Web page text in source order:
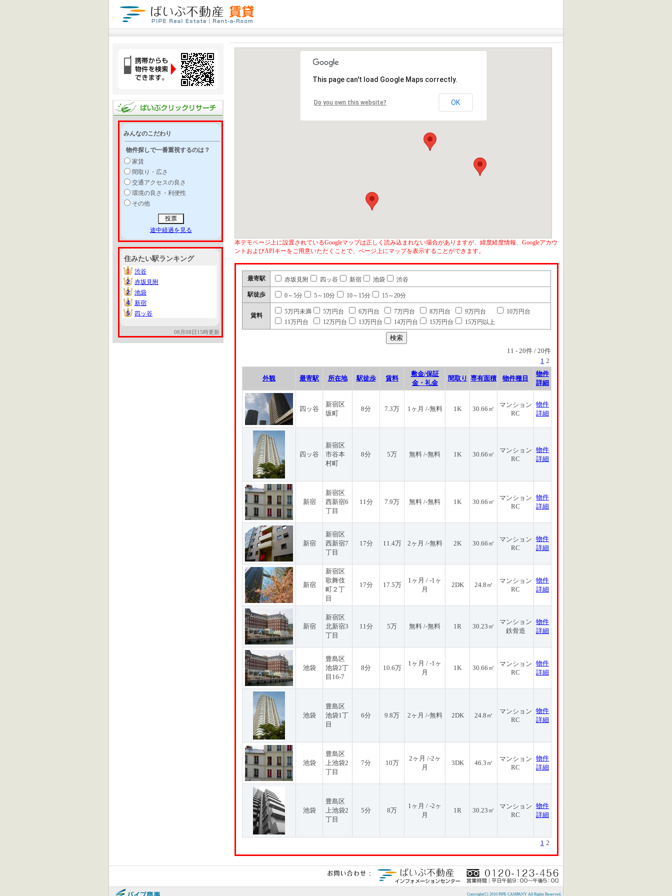
みんなのこだわり
物件探しで一番重視するのは？
家賃
間取り・広さ
交通アクセスの良さ
環境の良さ・利便性
その他
途中経過を見る
住みたい駅ランキング
1
1
渋谷
2
2
赤坂見附
2
2
池袋
4
4
新宿
5
5 四ッ谷
08月08日15時更新
This page can't load Google Maps correctly.
Do you own this website? OK
本デモページ上に設置されているGoogleマップは正しく読み込まれない場合がありますが、緯度経度情報、Googleアカウ
ントおよびAPIキーをご用意いただくことで、ページ上にマップを表示することができます。
最寄駅 赤坂見附 四ッ谷 新宿 池袋 渋谷
駅徒歩 0～5分 5～10分 10～15分 15～20分
賃料
5万円未満 5万円台 6万円台 7万円台 8万円台 9万円台
10万円台
11万円台
12万円台 13万円台 14万円台 15万円台 15万円以上
11 - 20件 / 20件
1 2
外観 最寄駅 所在地 駅徒歩 賃料
敷金/保証
金・礼金
間取り 専有面積 物件種目
物件
詳細
四ッ谷
新宿区
坂町
8分 7.3万 1ヶ月 /-無料 1K 30.66㎡
マンション
RC
物件
詳細
四ッ谷
新宿区
市谷本
村町
8分 5万 無料 /-無料 1K 30.66㎡
マンション
RC
物件
詳細
新宿
新宿区
西新宿6
丁目
11分 7.9万 無料 /-無料 1K 30.66㎡
マンション
RC
物件
詳細
新宿
新宿区
西新宿7
丁目
17分 11.4万 2ヶ月 /-無料 2K 30.66㎡
マンション
RC
物件
詳細
新宿
新宿区
歌舞伎
町２丁
目
17分 17.5万
1ヶ月 / -1ヶ
月
2DK 24.8㎡
マンション
RC
物件
詳細
新宿
新宿区
北新宿3
丁目
11分 5万 無料 /-無料 1R 30.23㎡
マンション
鉄骨造
物件
詳細
池袋
豊島区
池袋2丁
目16-7
8分 10.6万
1ヶ月 / -1ヶ
月
1K 30.66㎡
マンション
RC
物件
詳細
池袋
豊島区
池袋1丁
目
6分 9.8万 2ヶ月 /-無料 2DK 24.8㎡
マンション
RC
物件
詳細
池袋
豊島区
上池袋2
丁目
7分 10万
2ヶ月 /-2ヶ
月
3DK 46.3㎡
マンション
RC
物件
詳細
池袋
豊島区
上池袋2
丁目
5分 8万
1ヶ月 / -2ヶ
月
1R 30.23㎡
マンション
RC
物件
詳細
1 2
Copyright(C) 2010 PIPE CAMPANY All Rights Reserved.